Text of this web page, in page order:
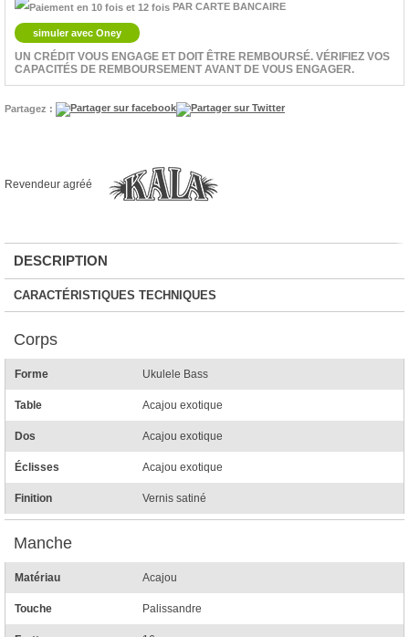
PAR CARTE BANCAIRE
simuler avec Oney
UN CRÉDIT VOUS ENGAGE ET DOIT ÊTRE REMBOURSÉ. VÉRIFIEZ VOS
CAPACITÉS DE REMBOURSEMENT AVANT DE VOUS ENGAGER.
Partagez :
Revendeur agréé
DESCRIPTION
CARACTÉRISTIQUES TECHNIQUES
Corps
Forme Ukulele Bass
Table Acajou exotique
Dos Acajou exotique
Éclisses Acajou exotique
Finition Vernis satiné
Manche
Matériau Acajou
Touche Palissandre